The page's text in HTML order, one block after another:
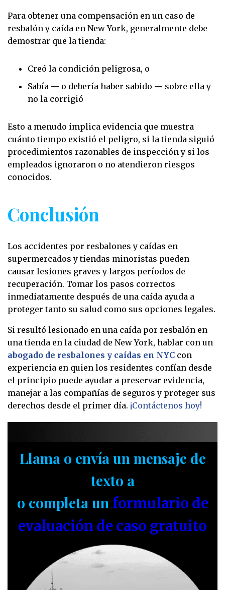
Para obtener una compensación en un caso de
resbalón y caída en New York, generalmente debe
demostrar que la tienda:
Creó la condición peligrosa, o
Sabía — o debería haber sabido — sobre ella y
no la corrigió
Esto a menudo implica evidencia que muestra
cuánto tiempo existió el peligro, si la tienda siguió
procedimientos razonables de inspección y si los
empleados ignoraron o no atendieron riesgos
conocidos.
Conclusión
Los accidentes por resbalones y caídas en
supermercados y tiendas minoristas pueden
causar lesiones graves y largos períodos de
recuperación. Tomar los pasos correctos
inmediatamente después de una caída ayuda a
proteger tanto su salud como sus opciones legales.
Si resultó lesionado en una caída por resbalón en
una tienda en la ciudad de New York, hablar con un
abogado de resbalones y caídas en NYC con
experiencia en quien los residentes confían desde
el principio puede ayudar a preservar evidencia,
manejar a las compañías de seguros y proteger sus
derechos desde el primer día. ¡Contáctenos hoy!
Llama o envía un mensaje de
texto a
o completa un formulario de
evaluación de caso gratuito